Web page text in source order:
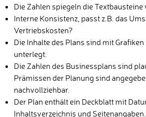
Die Zahlen spiegeln die Textbausteine
Interne Konsistenz, passt z.B. das
Vertriebskosten?
Die Inhalte des Plans sind mit
unterlegt.
Die Zahlen des Businessplans sind
Prämissen der Planung sind
nachvollziehbar.
Der Plan enthält ein Deckblatt mit
Inhaltsverzeichnis und Seitenangaben.